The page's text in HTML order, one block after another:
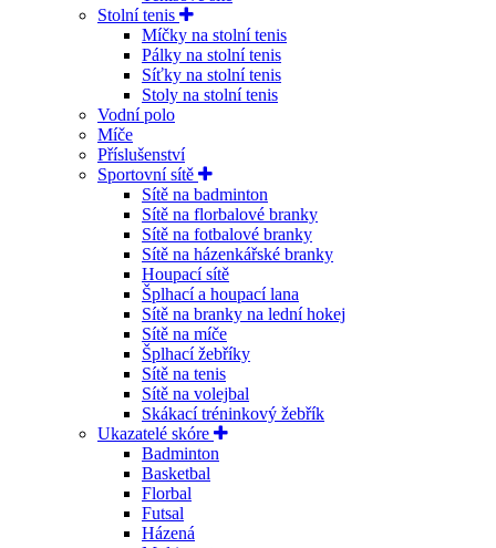
Stolní tenis
Míčky na stolní tenis
Pálky na stolní tenis
Síťky na stolní tenis
Stoly na stolní tenis
Vodní polo
Míče
Příslušenství
Sportovní sítě
Sítě na badminton
Sítě na florbalové branky
Sítě na fotbalové branky
Sítě na házenkářské branky
Houpací sítě
Šplhací a houpací lana
Sítě na branky na lední hokej
Sítě na míče
Šplhací žebříky
Sítě na tenis
Sítě na volejbal
Skákací tréninkový žebřík
Ukazatelé skóre
Badminton
Basketbal
Florbal
Futsal
Házená